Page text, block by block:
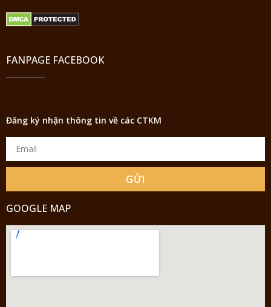
FANPAGE FACEBOOK
Đăng ký nhận thông tin về các CTKM
GỬI
GOOGLE MAP